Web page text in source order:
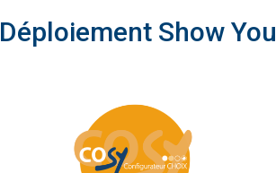
Déploiement Show You